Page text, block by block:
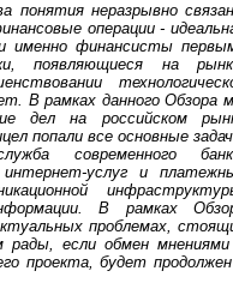
понятия неразрывно
операции -
именно финансисты
появляющиеся на
В рамках данного Обзора
дел на российском
попали все основные
современного
услуг и
В рамках
проблемах,
рады, если обмен
проекта, будет